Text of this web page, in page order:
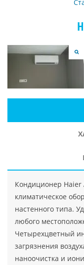
Кондиционер Haier
климатическое
настенного типа.
любого
Четырехцветный
загрязнения
наноочистка и